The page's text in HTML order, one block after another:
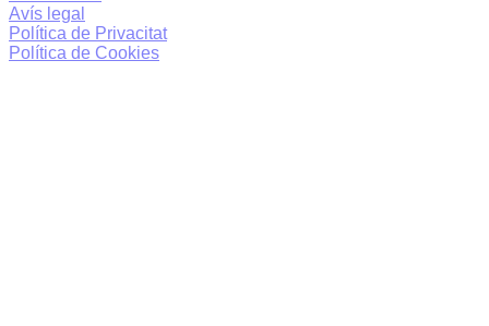
Avís legal
Política de Privacitat
Política de Cookies